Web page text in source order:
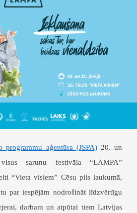
programmu aģentūra (JSPA)20. un
sarunu festivāla “LAMPA”
“Vieta visiem” Cēsu pils laukumā,
par iespējām nodrošināt līdzvērtīgu
darbam un atpūtai tiem Latvijas